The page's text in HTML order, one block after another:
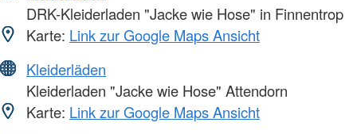
DRK-Kleiderladen "Jacke wie Hose" in Finnentrop
Karte: Link zur Google Maps Ansicht
Kleiderläden
Kleiderladen "Jacke wie Hose" Attendorn
Karte: Link zur Google Maps Ansicht